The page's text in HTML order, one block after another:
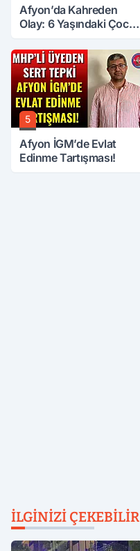
Afyon’da Kahreden
Olay: 6 Yaşındaki Çocuk
5
Afyon İGM’de Evlat
Edinme Tartışması!
İLGINIZI ÇEKEBILIR